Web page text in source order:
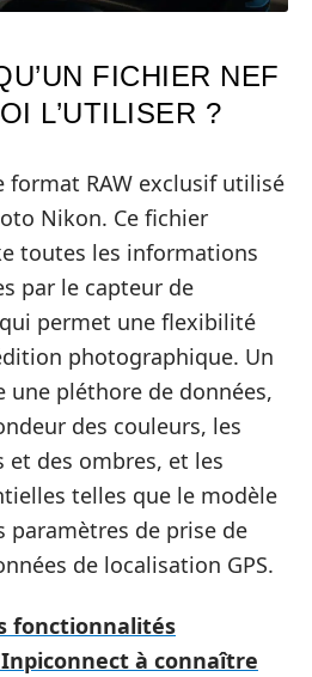
FICHIER NEF
L’UTILISER ?
format RAW exclusif utilisé
Nikon. Ce fichier
toutes les informations
par le capteur de
permet une flexibilité
photographique. Un
une pléthore de données,
des couleurs, les
et des ombres, et les
telles que le modèle
paramètres de prise de
de localisation GPS.
fonctionnalités
à connaître